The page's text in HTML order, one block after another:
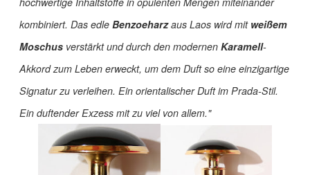
kombiniert. Das edle Benzoeharzaus Laos wird mit weißem
Moschus verstärkt und durch den modernen Karamell-
Akkord zum Leben erweckt, um dem Duft so eine einzigartige
Signatur zu verleihen. Ein orientalischer Duft im Prada-Stil.
Ein duftender Exzess mit zu viel von allem."